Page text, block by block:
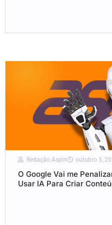
Redação Aspin outubro 3,
O Google Vai me
Usar IA Para Criar